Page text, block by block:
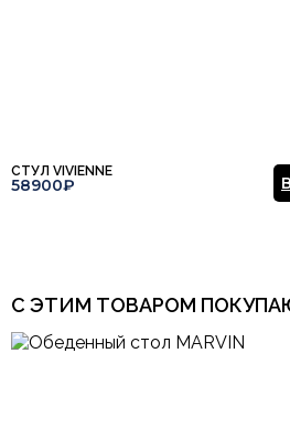
СТУЛ VIVIENNE
58900₽
С ЭТИМ ТОВАРОМ